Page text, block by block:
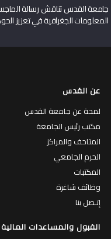
جامعة القدس تناقش رسالة
المعلومات الجغرافية في تعزيز
عن القدس
لمحة عن جامعة القدس
مكتب رئيس الجامعة
المتاحف والمراكز
الحرم الجامعي
المكتبات
وظائف شاغرة
إتـصل بنا
القبول والمساعدات المالية